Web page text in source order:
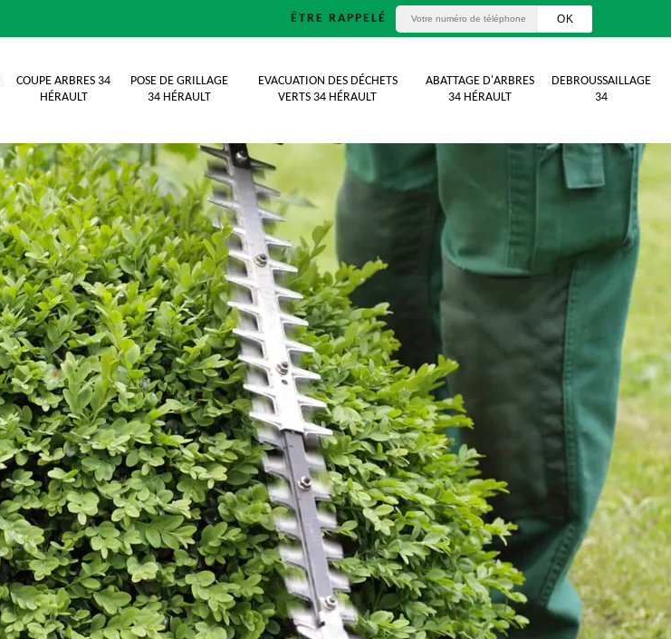
ÊTRE RAPPELÉ
COUPE ARBRES 34
HÉRAULT
POSE DE GRILLAGE
34 HÉRAULT
EVACUATION DES DÉCHETS
VERTS 34 HÉRAULT
ABATTAGE D'ARBRES
34 HÉRAULT
DEBROUSSAILLAGE
34